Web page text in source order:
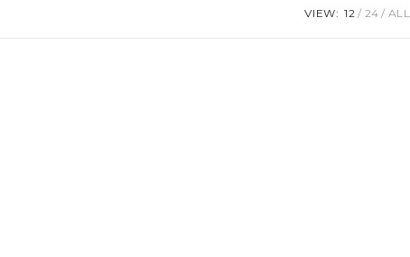
VIEW: 12 24 ALL